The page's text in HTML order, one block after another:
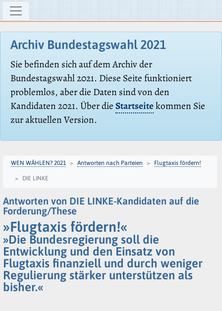
Archiv Bundestagswahl 2021
Sie befinden sich auf dem Archiv der
Bundestagswahl 2021. Diese Seite funktioniert
problemlos, aber die Daten sind von den
Kandidaten 2021. Über dieStartseitekommen Sie
zur aktuellen Version.
WEN WÄHLEN? 2021 Antworten nach Parteien Flugtaxis fördern!
DIE LINKE
Antworten von DIE LINKE-Kandidaten auf die
Forderung/These
»Flugtaxis fördern!«
»Die Bundesregierung soll die
Entwicklung und den Einsatz von
Flugtaxis finanziell und durch weniger
Regulierung stärker unterstützen als
bisher.«